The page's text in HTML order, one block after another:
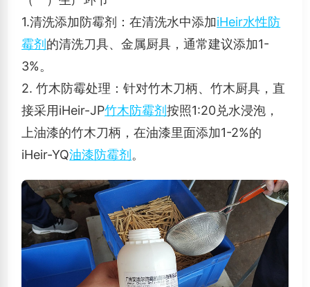
1.清洗添加防霉剂：在清洗水中添加iHeir水性防
霉剂的清洗刀具、金属厨具，通常建议添加1-
3%。
2. 竹木防霉处理：针对竹木刀柄、竹木厨具，直
接采用iHeir-JP竹木防霉剂按照1:20兑水浸泡，
上油漆的竹木刀柄，在油漆里面添加1-2%的
iHeir-YQ油漆防霉剂。